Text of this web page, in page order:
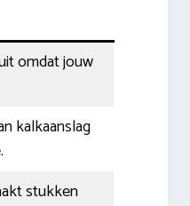
omdat jouw
kalkaanslag
stukken